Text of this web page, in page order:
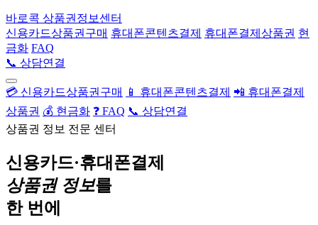
바로콕 상품권정보센터
신용카드상품권구매 휴대폰콘텐츠결제 휴대폰결제상품권 현
금화 FAQ
📞 상담연결
💳 신용카드상품권구매 📱 휴대폰콘텐츠결제 📲 휴대폰결제
상품권 💰 현금화 ❓ FAQ 📞 상담연결
상품권 정보 전문 센터
신용카드·휴대폰결제
상품권 정보를
한 번에